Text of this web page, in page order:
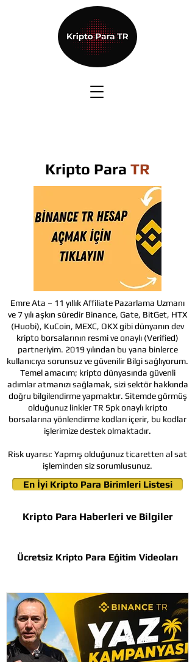
Ücretsiz Kripto Para Eğitim Videoları
Kripto Para Haberleri ve Bilgiler
En İyi Kripto Para Birimleri Listesi
Kripto Para TR
Emre Ata – 11 yıllık Affiliate Pazarlama Uzmanı
ve 7 yılı aşkın süredir Binance, Gate, BitGet, HTX
(Huobi), KuCoin, MEXC, OKX gibi dünyanın dev
kripto borsalarının resmi ve onaylı (Verified)
partneriyim. 2019 yılından bu yana binlerce
kullanıcıya sorunsuz ve güvenilir Bilgi sağlıyorum.
Temel amacım; kripto dünyasında güvenli
adımlar atmanızı sağlamak, sizi sektör hakkında
doğru bilgilendirme yapmaktır. Sitemde görmüş
olduğunuz linkler TR Spk onaylı kripto
borsalarına yönlendirme kodları içerir, bu kodlar
işlerimize destek olmaktadır.
Risk uyarısı: Yapmış olduğunuz ticaretten al sat
işleminden siz sorumlusunuz.